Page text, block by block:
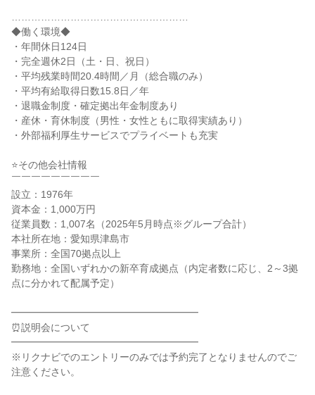
◆働く環境◆
・年間休日124日
・完全週休2日（土・日、祝日）
・平均残業時間20.4時間／月（総合職のみ）
・平均有給取得日数15.8日／年
・退職金制度・確定拠出年金制度あり
・産休・育休制度（男性・女性ともに取得実績あり）
・外部福利厚生サービスでプライベートも充実
⭐その他会社情報
￣￣￣￣￣￣￣￣￣
設立：1976年
資本金：1,000万円
従業員数：1,007名（2025年5月時点※グループ合計）
本社所在地：愛知県津島市
事業所：全国70拠点以上
勤務地：全国いずれかの新卒育成拠点（内定者数に応じ、2～3拠
点に分かれて配属予定）
━━━━━━━━━━━━━━━━━━━
⏰説明会について
━━━━━━━━━━━━━━━━━━━
※リクナビでのエントリーのみでは予約完了となりませんのでご
注意ください。